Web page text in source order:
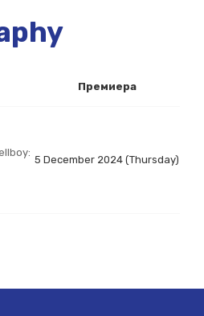
Премиера
5 December 2024 (Thursday)